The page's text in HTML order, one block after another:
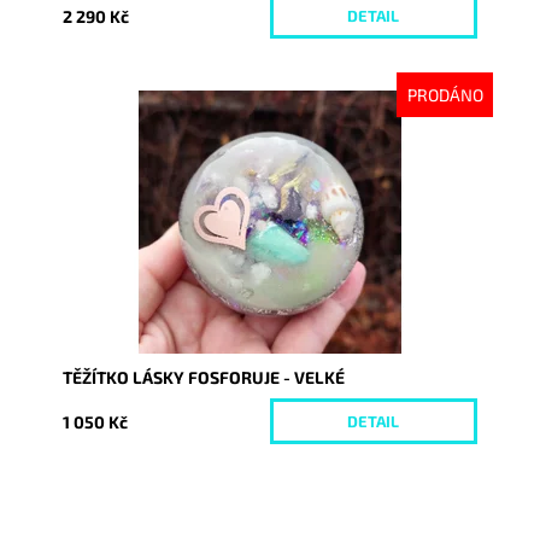
2 290 Kč DETAIL
PRODÁNO
Dostupnost:
Vyprodáno
9271
TĚŽÍTKO LÁSKY FOSFORUJE - VELKÉ
1 050 Kč DETAIL